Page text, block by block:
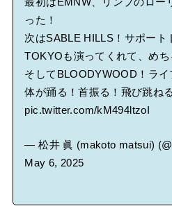
った！
次はSABLE HILLS！サポート
TOKYOも演ってくれて、めち
そしてBLOODYWOOD！ラ
体が踊る！首振る！飛び跳ね
pic.twitter.com/kM494ltzoI
— 松井 眞 (makoto matsui)
May 6, 2025